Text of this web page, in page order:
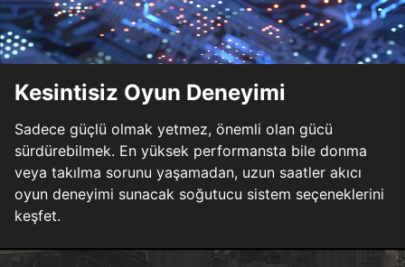
Kesintisiz Oyun Deneyimi
Sadece güçlü olmak yetmez, önemli olan gücü
sürdürebilmek. En yüksek performansta bile donma
veya takılma sorunu yaşamadan, uzun saatler akıcı
oyun deneyimi sunacak soğutucu sistem seçeneklerini
keşfet.